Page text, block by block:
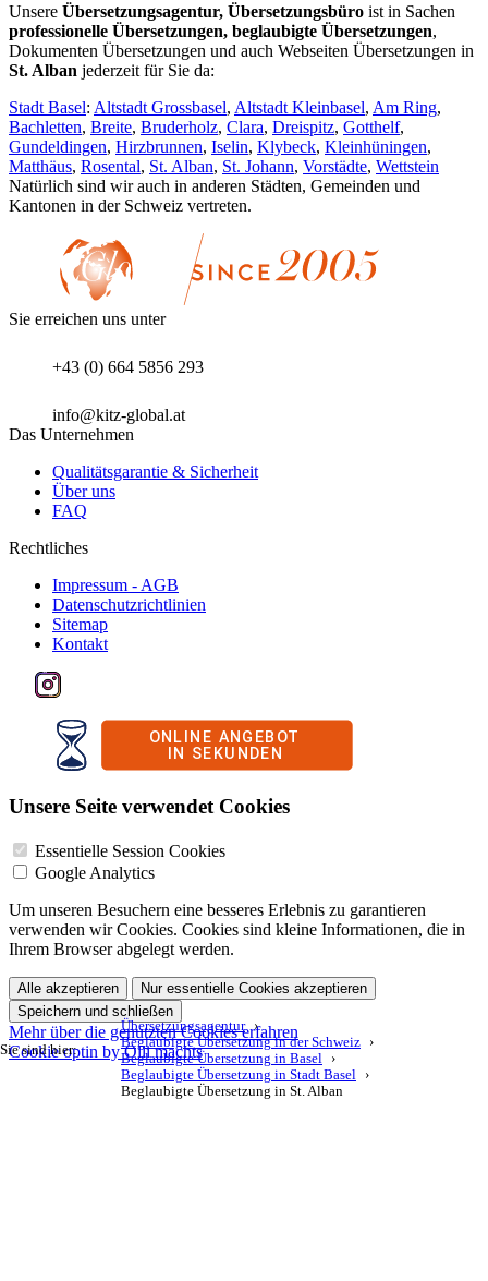
Sie sind hier:
Übersetzungsagentur
Beglaubigte Übersetzung in der Schweiz
Beglaubigte Übersetzung in Basel
Beglaubigte Übersetzung in Stadt Basel
Beglaubigte Übersetzung in St. Alban
Unsere Übersetzungsagentur, Übersetzungsbüro ist in Sachen
professionelle Übersetzungen, beglaubigte Übersetzungen,
Dokumenten Übersetzungen und auch Webseiten Übersetzungen in
St. Alban jederzeit für Sie da:
Stadt Basel: Altstadt Grossbasel, Altstadt Kleinbasel, Am Ring,
Bachletten, Breite, Bruderholz, Clara, Dreispitz, Gotthelf,
Gundeldingen, Hirzbrunnen, Iselin, Klybeck, Kleinhüningen,
Matthäus, Rosental, St. Alban, St. Johann, Vorstädte, Wettstein
Natürlich sind wir auch in anderen Städten, Gemeinden und
Kantonen in der Schweiz vertreten.
Sie erreichen uns unter
+43 (0) 664 5856 293
info@kitz-global.at
Das Unternehmen
Qualitätsgarantie & Sicherheit
Über uns
FAQ
Rechtliches
Impressum - AGB
Datenschutzrichtlinien
Sitemap
Kontakt
Unsere Seite verwendet Cookies
Essentielle Session Cookies
Google Analytics
Um unseren Besuchern eine besseres Erlebnis zu garantieren
verwenden wir Cookies. Cookies sind kleine Informationen, die in
Ihrem Browser abgelegt werden.
Alle akzeptieren
Nur essentielle Cookies akzeptieren
Speichern und schließen
Mehr über die genutzten Cookies erfahren
Cookie optin by Olli machts